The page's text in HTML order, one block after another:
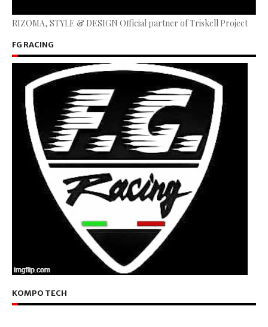
RIZOMA, STYLE & DESIGN Official partner of Triskell Project
FG RACING
KOMPO TECH